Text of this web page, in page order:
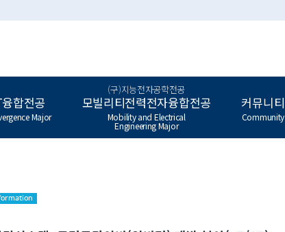
합전공
Major
(구)지능전자공학전공
모빌리티전력전자융합전공
Mobility and Electrical
Engineering Major
커뮤니티
Community